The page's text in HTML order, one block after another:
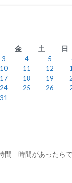
金 土
日
3 4 5
10 11 12
17 18 19
24 25 26
31
間 時間があったら